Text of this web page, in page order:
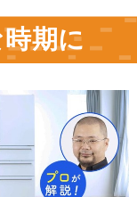
期に